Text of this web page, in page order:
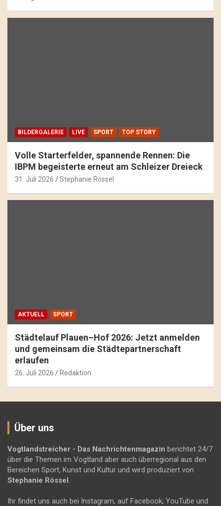
BILDERGALERIE LIVE SPORT TOP STORY
Volle Starterfelder, spannende Rennen: Die
IBPM begeisterte erneut am Schleizer Dreieck
31. Juli 2026 Stephanie Rössel
AKTUELL SPORT
Städtelauf Plauen–Hof 2026: Jetzt anmelden
und gemeinsam die Städtepartnerschaft
erlaufen
26. Juli 2026 Redaktion
Über uns
Vogtlandstreicher - Das Nachrichtenmagazin berichtet 24/7
über die Themen im Vogtland aber auch überregional aus den
Bereichen Sport, Kunst und Kultur und wird produziert von
Stephanie Rössel.
Ihr findet uns auch bei Instagram, auf Facebook, YouTube und